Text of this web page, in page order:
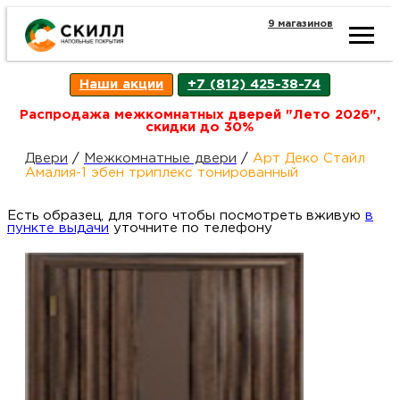
9 магазинов
Наши акции +7 (812) 425-38-74
Распродажа межкомнатных дверей "Лето 2026",
скидки до 30%
Двери / Межкомнатные двери / Арт Деко Стайл
Амалия-1 эбен триплекс тонированный
Есть образец, для того чтобы посмотреть вживую в
пункте выдачи уточните по телефону